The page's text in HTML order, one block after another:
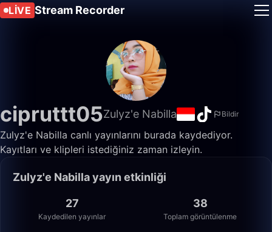
LIVE Stream Recorder
cipruttt05Zulyz'e Nabilla Bildir
Zulyz'e Nabilla canlı yayınlarını burada kaydediyor.
Kayıtları ve klipleri istediğiniz zaman izleyin.
Zulyz'e Nabilla yayın etkinliği
27
Kaydedilen yayınlar
38
Toplam görüntülenme